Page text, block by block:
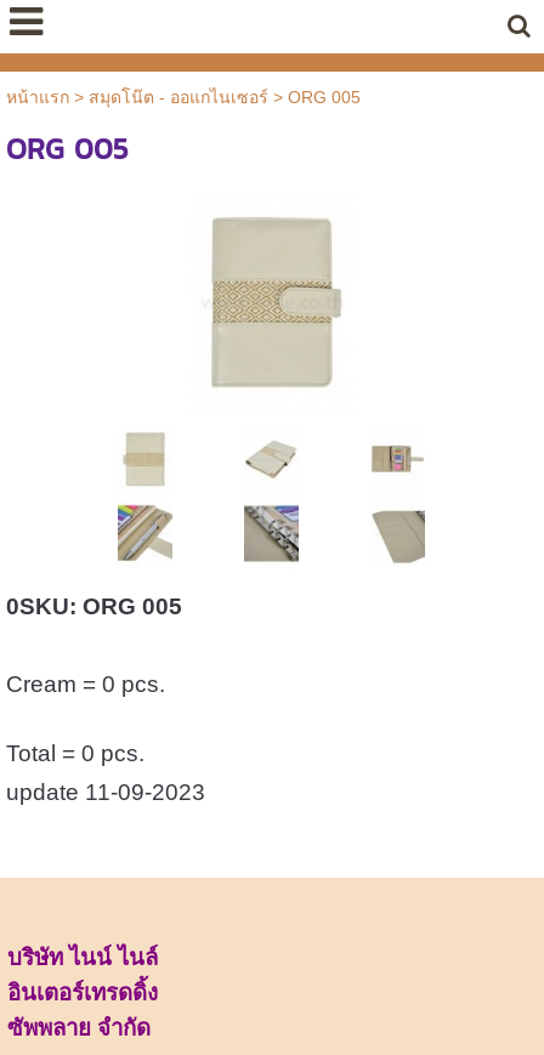
หน้าแรก> สมุดโน๊ต - ออแกไนเซอร์ > ORG 005
ORG 005
0SKU: ORG 005
Cream = 0 pcs.
Total = 0 pcs.
update 11-09-2023
บริษัท ไนน์ ไนล์
อินเตอร์เทรดดิ้ง
ซัพพลาย จำกัด